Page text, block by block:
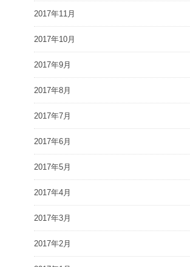
2017年11月
2017年10月
2017年9月
2017年8月
2017年7月
2017年6月
2017年5月
2017年4月
2017年3月
2017年2月